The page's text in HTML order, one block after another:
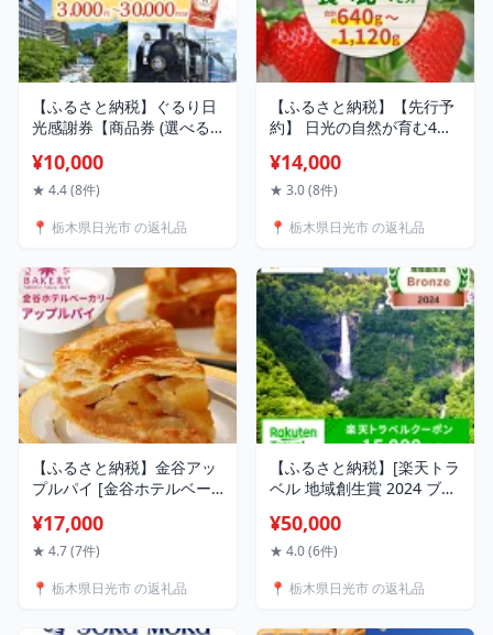
【ふるさと納税】ぐるり日
光感謝券【商品券 (選べる
1万5千円分／3万円分)】｜
旅行券 クーポン券 お食事
ル カフェ レジャー施設 地
[0206-0207][0292-0293]
¥10,000
★ 4.4 (8件)
📍 栃木県日光市 の返礼品
【ふるさと納税】【先行予
約】 日光の自然が育む4種
べ！【2026年12月より順次
発送】｜先行予約 期間限定
とめ とちあいか スカイベ
産地直送 日光産 栃木県産
[0955-0957]
¥14,000
★ 3.0 (8件)
📍 栃木県日光市 の返礼品
【ふるさと納税】金谷アッ
プルパイ [金谷ホテルベー
プルパイ 洋菓子 焼き菓子
ケーキ りんご リンゴ 林檎
[0258]
¥17,000
★ 4.7 (7件)
📍 栃木県日光市 の返礼品
【ふるさと納税】[楽天トラ
ベル 地域創生賞 2024 ブロ
対象施設で使える楽天トラ
ベルクーポン 寄付額50,000
行 温泉 旅行券 宿泊 宿泊券
¥50,000
★ 4.0 (6件)
📍 栃木県日光市 の返礼品